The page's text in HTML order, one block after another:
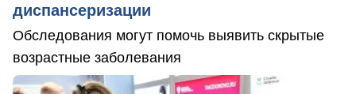
диспансеризации
Обследования могут помочь выявить скрытые
возрастные заболевания